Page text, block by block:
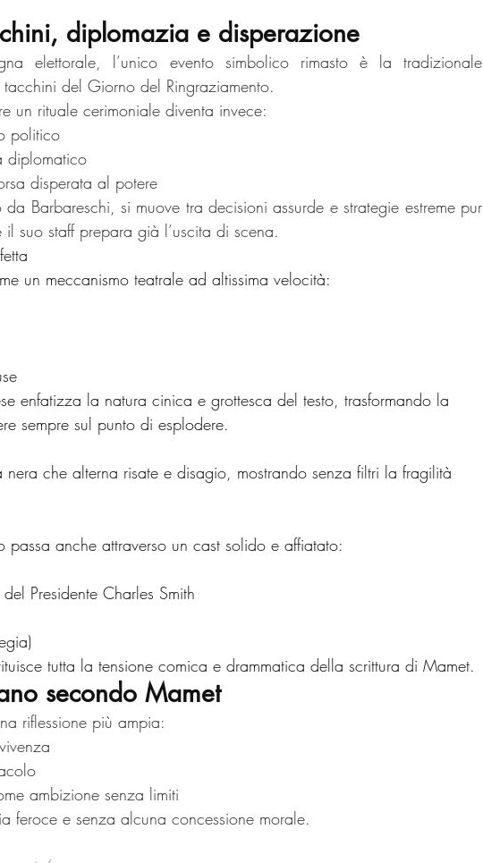
diplomazia e disperazione
elettorale, l’unico evento simbolico rimasto è la tradizionale
del Giorno del Ringraziamento.
un rituale cerimoniale diventa invece:
politico
diplomatico
disperata al potere
Barbareschi, si muove tra decisioni assurde e strategie estreme pur
suo staff prepara già l’uscita di scena.
un meccanismo teatrale ad altissima velocità:
enfatizza la natura cinica e grottesca del testo, trasformando la
sempre sul punto di esplodere.
nera che alterna risate e disagio, mostrando senza filtri la fragilità
passa anche attraverso un cast solido e affiatato:
Presidente Charles Smith
tutta la tensione comica e drammatica della scrittura di Mamet.
secondo Mamet
riflessione più ampia:
ambizione senza limiti
feroce e senza alcuna concessione morale.